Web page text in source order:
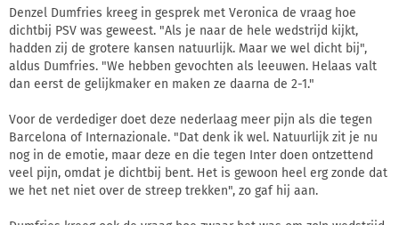
Denzel Dumfries kreeg in gesprek met Veronica de vraag hoe
dichtbij PSV was geweest. "Als je naar de hele wedstrijd kijkt,
hadden zij de grotere kansen natuurlijk. Maar we wel dicht bij",
aldus Dumfries. "We hebben gevochten als leeuwen. Helaas valt
dan eerst de gelijkmaker en maken ze daarna de 2-1."
Voor de verdediger doet deze nederlaag meer pijn als die tegen
Barcelona of Internazionale. "Dat denk ik wel. Natuurlijk zit je nu
nog in de emotie, maar deze en die tegen Inter doen ontzettend
veel pijn, omdat je dichtbij bent. Het is gewoon heel erg zonde dat
we het net niet over de streep trekken", zo gaf hij aan.